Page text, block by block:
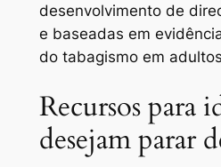
desenvolvimento de
e baseadas em
do tabagismo em
Recursos para
desejam parar